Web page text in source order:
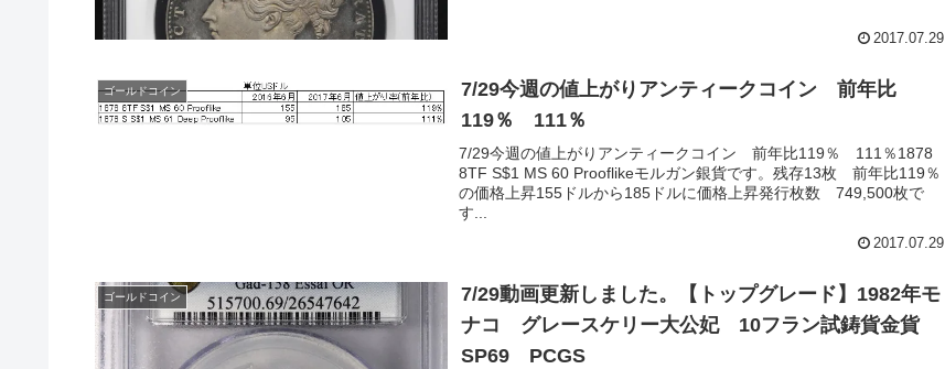
2017.07.29
ゴールドコイン
7/29今週の値上がりアンティークコイン 前年比
119％ 111％
7/29今週の値上がりアンティークコイン 前年比119％ 111％1878
8TF S$1 MS 60 Prooflikeモルガン銀貨です。残存13枚 前年比119％
の価格上昇155ドルから185ドルに価格上昇発行枚数 749,500枚で
す...
2017.07.29
ゴールドコイン
7/29動画更新しました。【トップグレード】1982年モ
ナコ グレースケリー大公妃 10フラン試鋳貨金貨
SP69 PCGS